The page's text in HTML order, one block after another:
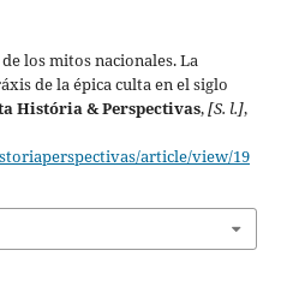
los mitos nacionales. La
de la épica culta en el siglo
História & Perspectivas,[S. l.],
article/view/19